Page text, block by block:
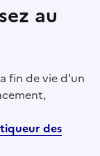
au
fin de vie d'un
des